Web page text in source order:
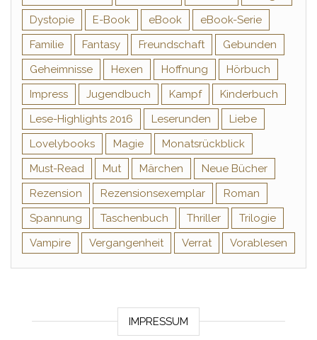
Dystopie
E-Book eBook
eBook-Serie
Familie
Fantasy Freundschaft
Gebunden
Geheimnisse
Hexen Hoffnung
Hörbuch
Impress
Jugendbuch Kampf
Kinderbuch
Lese-Highlights 2016
Leserunden
Liebe
Lovelybooks
Magie
Monatsrückblick
Must-Read
Mut Märchen
Neue Bücher
Rezension
Rezensionsexemplar
Roman
Spannung
Taschenbuch Thriller
Trilogie
Vampire
Vergangenheit Verrat Vorablesen
IMPRESSUM